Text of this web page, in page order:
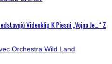
Videoklip K Piesni „Vojna Je…“ Z